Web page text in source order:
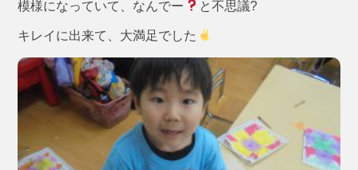
模様になっていて、なんでー と不思議?
キレイに出来て、大満足でした